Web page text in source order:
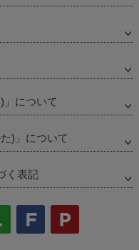
」について
)」について
く表記